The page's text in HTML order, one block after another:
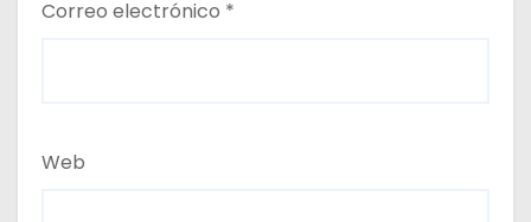
Correo electrónico *
Web